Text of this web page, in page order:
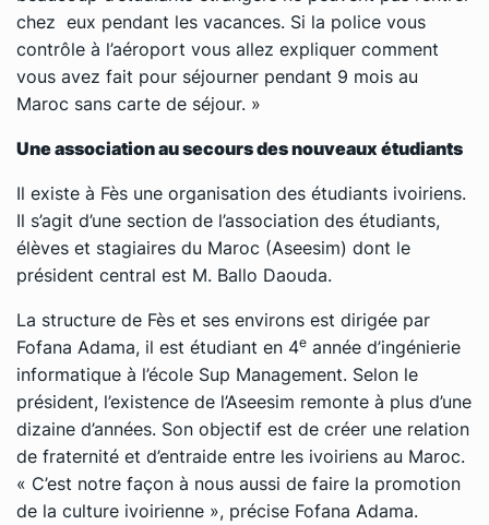
chez eux pendant les vacances. Si la police vous
contrôle à l’aéroport vous allez expliquer comment
vous avez fait pour séjourner pendant 9 mois au
Maroc sans carte de séjour. »
Une association au secours des nouveaux étudiants
Il existe à Fès une organisation des étudiants ivoiriens.
Il s’agit d’une section de l’association des étudiants,
élèves et stagiaires du Maroc (Aseesim) dont le
président central est M. Ballo Daouda.
La structure de Fès et ses environs est dirigée par
Fofana Adama, il est étudiant en 4e année d’ingénierie
informatique à l’école Sup Management. Selon le
président, l’existence de l’Aseesim remonte à plus d’une
dizaine d’années. Son objectif est de créer une relation
de fraternité et d’entraide entre les ivoiriens au Maroc.
« C’est notre façon à nous aussi de faire la promotion
de la culture ivoirienne », précise Fofana Adama.